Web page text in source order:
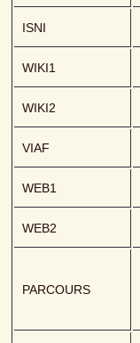
ISNI
WIKI1
WIKI2
VIAF
WEB1
WEB2
PARCOURS